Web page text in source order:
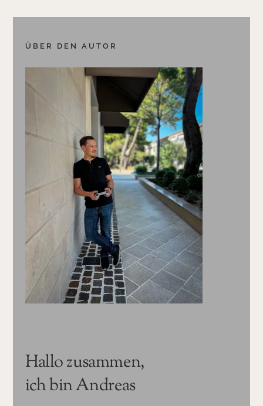
ÜBER DEN AUTOR
Hallo zusammen,
ich bin Andreas